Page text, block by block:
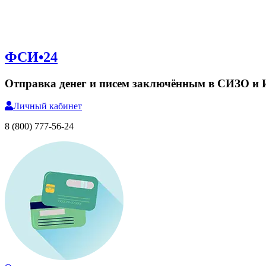
ФСИ•24
Отправка денег и писем заключённым в СИЗО и
Личный кабинет
8 (800) 777-56-24